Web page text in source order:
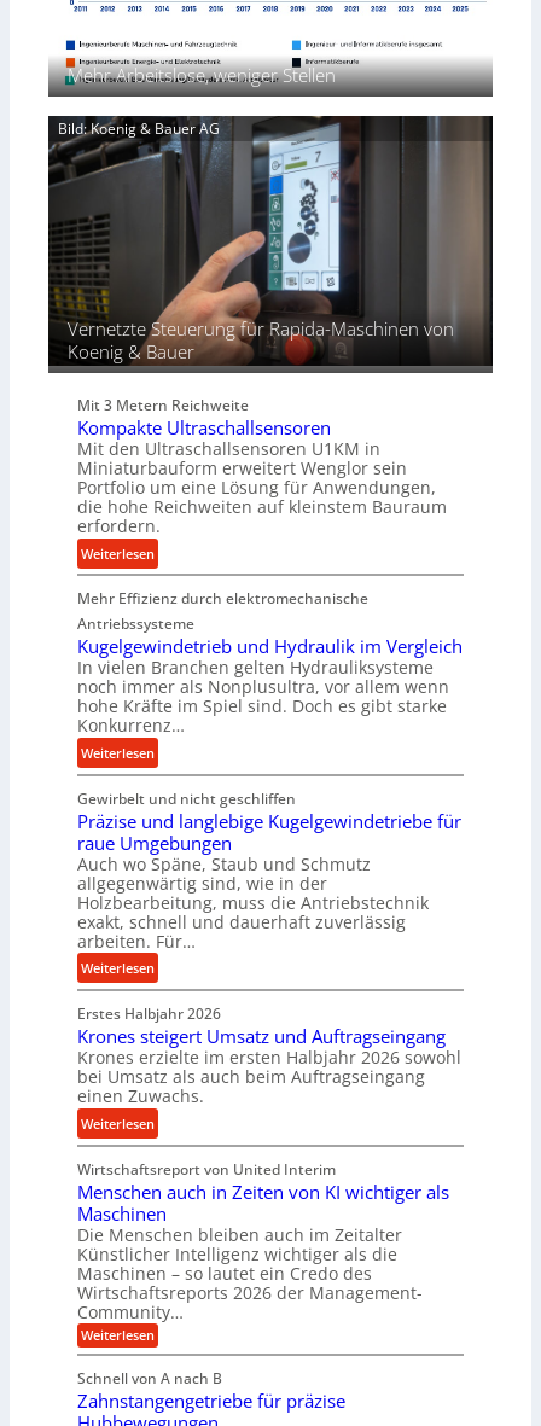
r
ü
c
k
r
n
w
e
n
d
u
d
i
P
r
o
d
u
k
t
i
o
n
i
n
d
e
n
M
i
t
t
e
l
s
a
n
d
e
p
a
d
i
Mehr Arbeitslose, weniger Stellen
Bild: Koenig & Bauer AG
Vernetzte Steuerung für Rapida-Maschinen von
Koenig & Bauer
Mit 3 Metern Reichweite
Kompakte Ultraschallsensoren
Mit den Ultraschallsensoren U1KM in
Miniaturbauform erweitert Wenglor sein
Portfolio um eine Lösung für Anwendungen,
die hohe Reichweiten auf kleinstem Bauraum
erfordern.
Weiterlesen:
K
o
m
p
a
k
t
e
U
l
t
r
a
s
c
h
a
l
l
s
e
n
s
o
r
e
n
Mehr Effizienz durch elektromechanische
Antriebssysteme
Kugelgewindetrieb und Hydraulik im Vergleich
In vielen Branchen gelten Hydrauliksysteme
noch immer als Nonplusultra, vor allem wenn
hohe Kräfte im Spiel sind. Doch es gibt starke
Konkurrenz…
Weiterlesen:
K
u
g
e
l
g
e
w
i
n
d
e
t
r
i
b
u
n
d
H
y
d
r
a
u
i
k
Gewirbelt und nicht geschliffen
Präzise und langlebige Kugelgewindetriebe für
raue Umgebungen
Auch wo Späne, Staub und Schmutz
allgegenwärtig sind, wie in der
Holzbearbeitung, muss die Antriebstechnik
exakt, schnell und dauerhaft zuverlässig
arbeiten. Für…
Weiterlesen:
P
r
ä
z
i
s
e
u
n
d
l
a
n
g
l
e
b
i
g
Erstes Halbjahr 2026
Krones steigert Umsatz und Auftragseingang
Krones erzielte im ersten Halbjahr 2026 sowohl
bei Umsatz als auch beim Auftragseingang
einen Zuwachs.
Weiterlesen:
K
r
o
n
e
s
s
t
e
i
g
e
r
Wirtschaftsreport von United Interim
Menschen auch in Zeiten von KI wichtiger als
Maschinen
Die Menschen bleiben auch im Zeitalter
Künstlicher Intelligenz wichtiger als die
Maschinen – so lautet ein Credo des
Wirtschaftsreports 2026 der Management-
Community…
Weiterlesen:
M
n
s
c
Schnell von A nach B
Zahnstangengetriebe für präzise